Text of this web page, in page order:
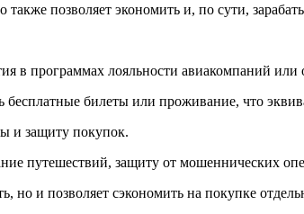
позволяет экономить и, по сути,
в программах лояльности авиакомпаний или
билеты или проживание, что
и защиту покупок.
путешествий, защиту от мошеннических
но и позволяет сэкономить на покупке